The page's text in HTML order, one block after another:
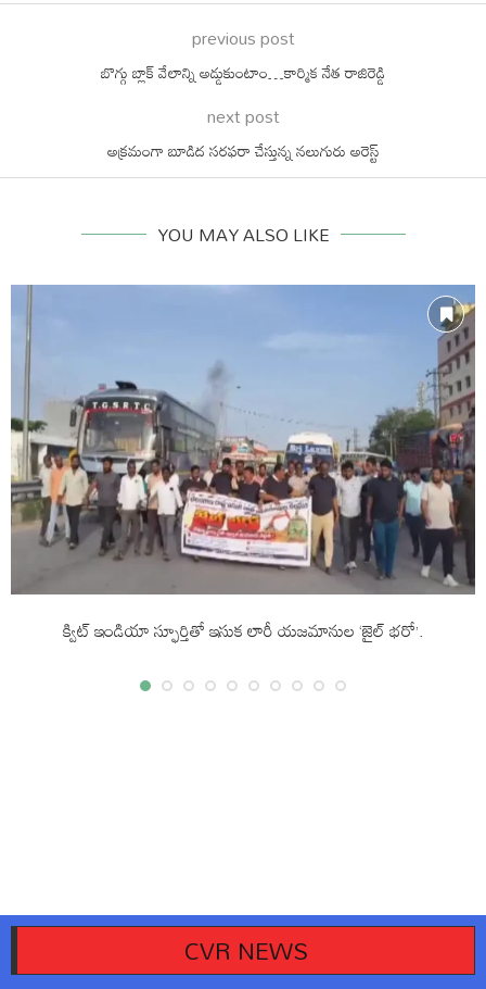
previous post
బొగ్గు బ్లాక్ వేలాన్ని అడ్డుకుంటాం…కార్మిక నేత రాజిరెడ్డి
next post
అక్రమంగా బూడిద సరఫరా చేస్తున్న నలుగురు అరెస్ట్
YOU MAY ALSO LIKE
క్విట్ ఇండియా స్ఫూర్తితో ఇసుక లారీ యజమానుల ‘జైల్ భరో’.
CVR NEWS